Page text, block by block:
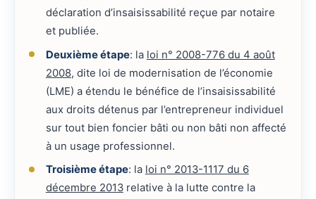
déclaration d’insaisissabilité reçue par notaire
et publiée.
Deuxième étape: la loi n° 2008-776 du 4 août
2008, dite loi de modernisation de l’économie
(LME) a étendu le bénéfice de l’insaisissabilité
aux droits détenus par l’entrepreneur individuel
sur tout bien foncier bâti ou non bâti non affecté
à un usage professionnel.
Troisième étape: la loi n° 2013-1117 du 6
décembre 2013relative à la lutte contre la